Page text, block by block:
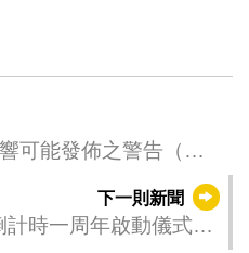
可能發佈之警告（更
下一則新聞
計時一周年啟動儀式在